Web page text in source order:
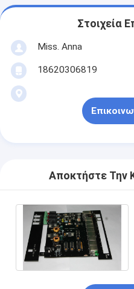
Στοιχεία
Miss. Anna
18620306819
Αποκτήστε Την